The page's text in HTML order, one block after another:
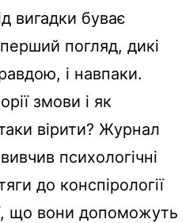
вигадки буває
погляд, дикі
і навпаки.
змови і як
вірити? Журнал
психологічні
до конспірології
що вони допоможуть